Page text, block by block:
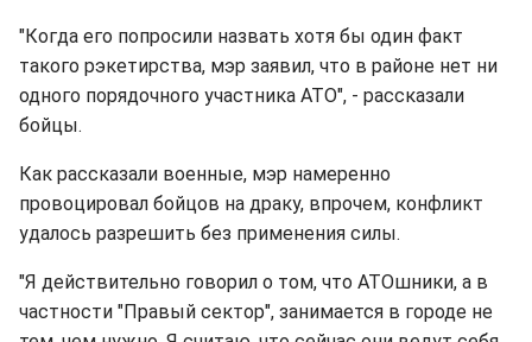
"Когда его попросили назвать хотя бы один факт
такого рэкетирства, мэр заявил, что в районе нет ни
одного порядочного участника АТО", - рассказали
бойцы.
Как рассказали военные, мэр намеренно
провоцировал бойцов на драку, впрочем, конфликт
удалось разрешить без применения силы.
"Я действительно говорил о том, что АТОшники, а в
частности "Правый сектор", занимается в городе не